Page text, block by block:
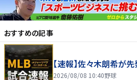
おすすめの記事
【速報】佐々木朗希が
2026/08/08 10:40野球